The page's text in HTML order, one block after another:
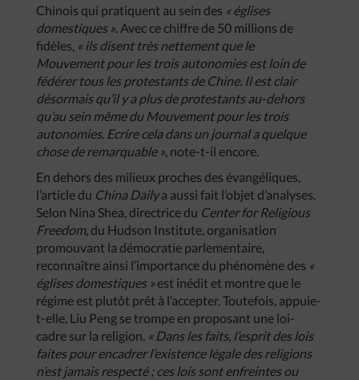
Chinois qui pratiquent au sein des « églises
domestiques ». Avec ce chiffre de 50 millions de
fidèles, « ils disent très nettement que le
Mouvement pour les trois autonomies est loin de
fédérer tous les protestants de Chine. Il est clair
désormais qu’il y a plus de protestants au-dehors
qu’au sein même du Mouvement pour les trois
autonomies. Ecrire cela dans un journal a quelque
chose de remarquable », note-t-il encore.
En dehors des milieux proches des évangéliques,
l’article du China Dailya aussi fait l’objet d’analyses.
Selon Nina Shea, directrice du Center for Religious
Freedom, du Hudson Institute, organisation
promouvant la démocratie parlementaire,
reconnaître ainsi l’importance du phénomène des «
églises domestiques » est inédit et montre que le
régime est plutôt prêt à l’accepter. Toutefois, appuie-
t-elle, Liu Peng se trompe en proposant une loi-
cadre sur la religion. « Dans les faits, l’esprit des lois
faites pour encadrer l’existence légale des religions
n’est jamais respecté ; ces lois sont enfreintes ou